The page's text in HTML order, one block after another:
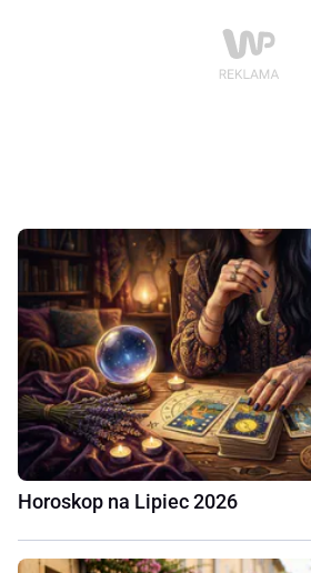
Horoskop na Lipiec 2026